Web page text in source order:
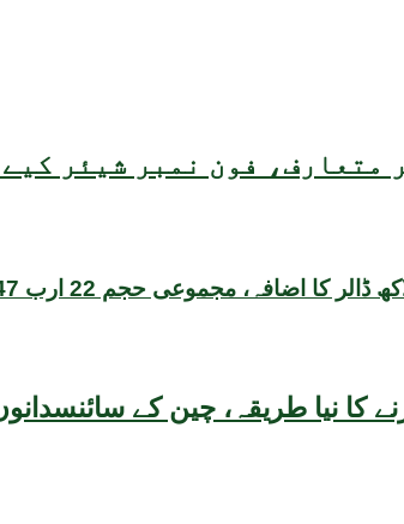
متعارف، فون نمبر شیئر
کا نیا طریقہ، چین کے